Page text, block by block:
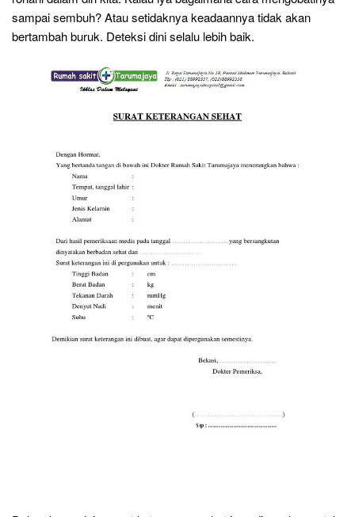
sampai sembuh? Atau setidaknya keadaannya tidak akan
bertambah buruk. Deteksi dini selalu lebih baik.